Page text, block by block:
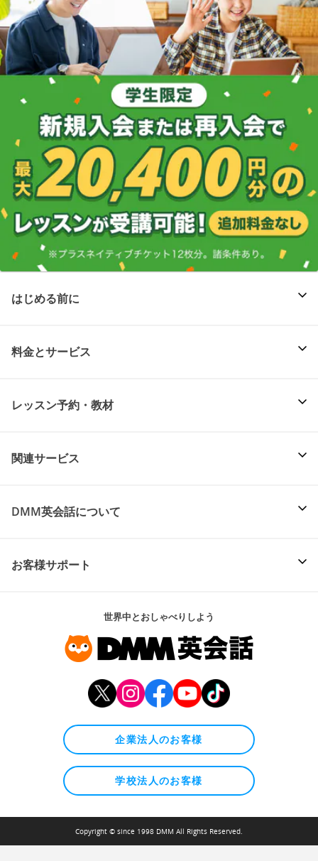
はじめる前に
料金とサービス
レッスン予約・教材
関連サービス
DMM英会話について
お客様サポート
世界中とおしゃべりしよう
企業法人のお客様
学校法人のお客様
Copyright © since 1998 DMM All Rights Reserved.